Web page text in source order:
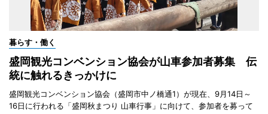
暮らす・働く
盛岡観光コンベンション協会が山車参加者募集 伝
統に触れるきっかけに
盛岡観光コンベンション協会（盛岡市中ノ橋通1）が現在、9月14日～
16日に行われる「盛岡秋まつり 山車行事」に向けて、参加者を募って